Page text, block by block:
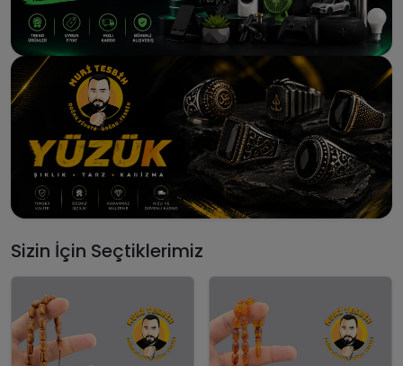
Sizin İçin Seçtiklerimiz